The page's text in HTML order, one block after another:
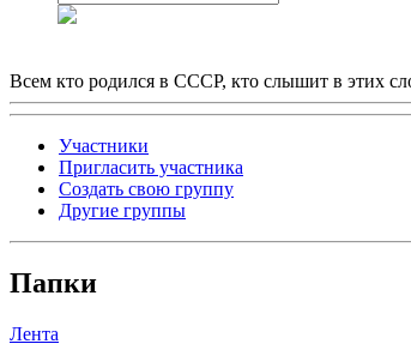
Всем кто родился в СССР, кто слышит в этих
Участники
Пригласить участника
Создать свою группу
Другие группы
Папки
Лента